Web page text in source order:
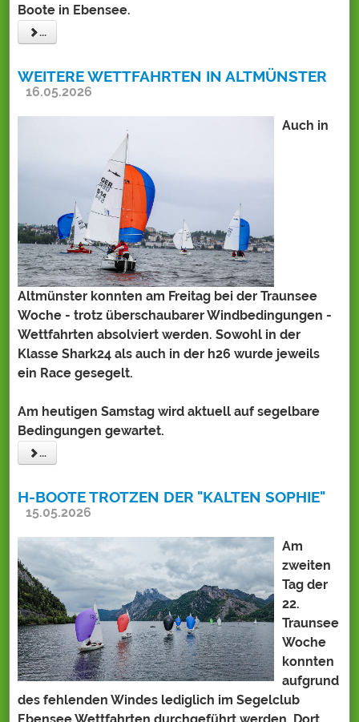
Boote in Ebensee.
...
WEITERE WETTFAHRTEN IN ALTMÜNSTER
16.05.2026
Auch in
Altmünster konnten am Freitag bei der Traunsee
Woche - trotz überschaubarer Windbedingungen -
Wettfahrten absolviert werden. Sowohl in der
Klasse Shark24 als auch in der h26 wurde jeweils
ein Race gesegelt.
Am heutigen Samstag wird aktuell auf segelbare
Bedingungen gewartet.
...
H-BOOTE TROTZEN DER "KALTEN SOPHIE"
15.05.2026
Am
zweiten
Tag der
22.
Traunsee
Woche
konnten
aufgrund
des fehlenden Windes lediglich im Segelclub